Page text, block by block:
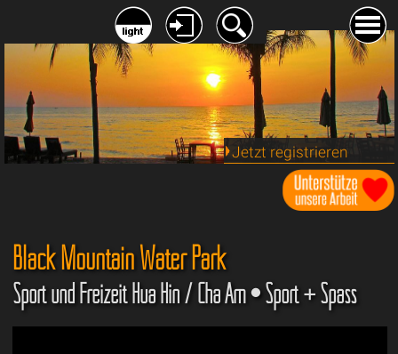
Jetzt registrieren
Black Mountain Water Park
Sport und Freizeit Hua Hin / Cha Am • Sport + Spass